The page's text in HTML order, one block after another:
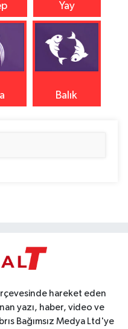
Yay
Balık
hareket eden
yazı, haber, video ve
Bağımsız Medya Ltd'ye